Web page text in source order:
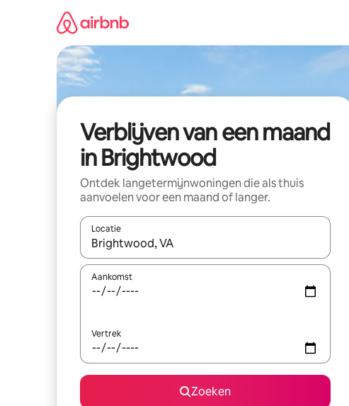
Verblijven van een maand
in Brightwood
Ontdek langetermijnwoningen die als thuis
aanvoelen voor een maand of langer.
Locatie
Wanneer er resultaten beschikbaar zijn, maak je een
Aankomst
Vertrek
Zoeken